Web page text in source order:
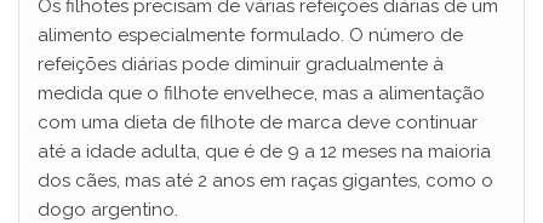
Os filhotes precisam de várias refeições diárias de um
alimento especialmente formulado. O número de
refeições diárias pode diminuir gradualmente à
medida que o filhote envelhece, mas a alimentação
com uma dieta de filhote de marca deve continuar
até a idade adulta, que é de 9 a 12 meses na maioria
dos cães, mas até 2 anos em raças gigantes, como o
dogo argentino.